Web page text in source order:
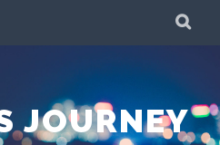
JOURNEY